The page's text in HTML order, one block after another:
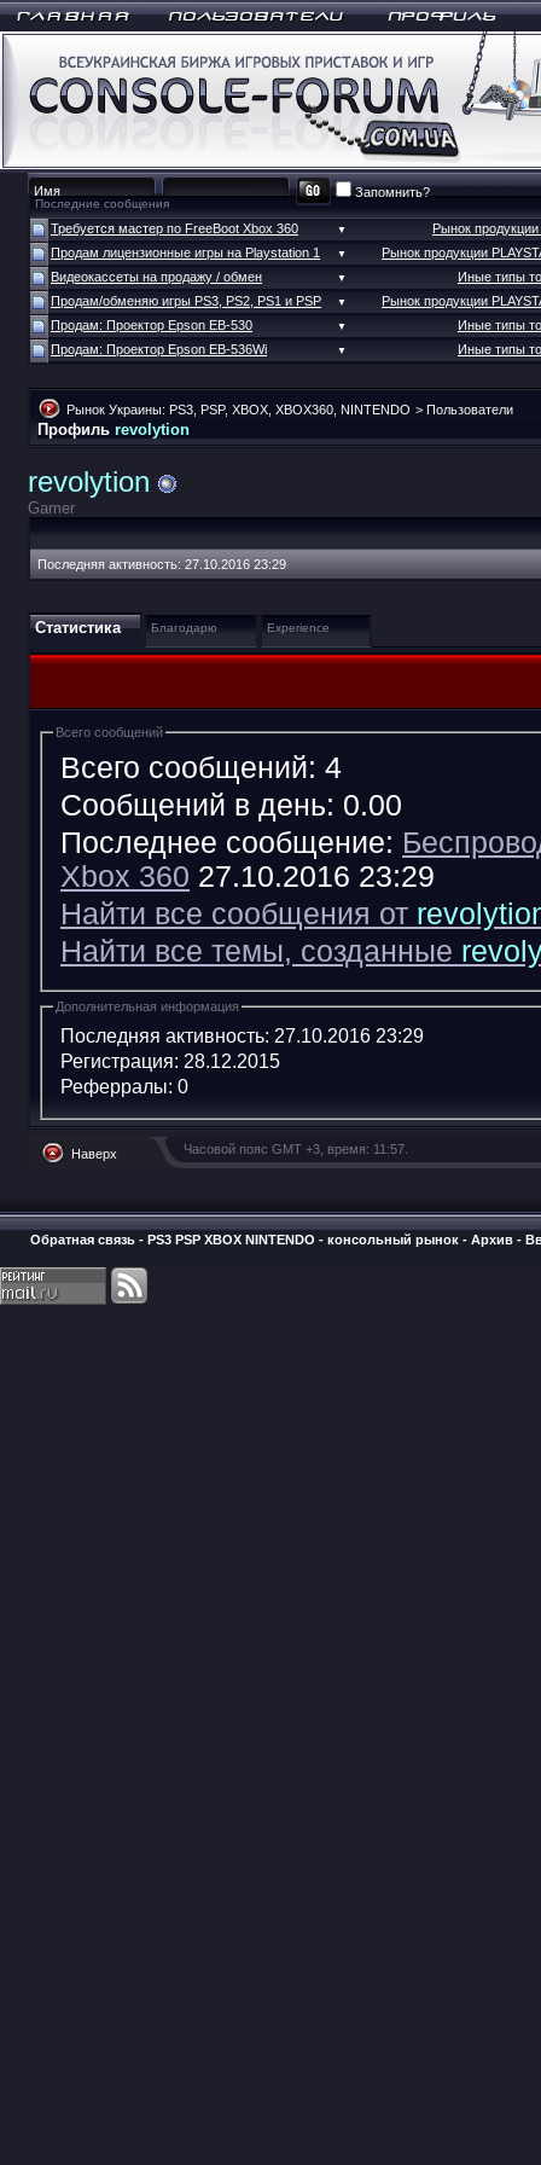
Запомнить?
Последние сообщения
Требуется мастер по FreeBoot Xbox 360 ▼
Рынок продукции
Продам лицензионные игры на Playstation 1
▼
Рынок продукции
Видеокассеты на продажу / обмен
▼
Иные типы
Продам/обменяю игры PS3, PS2, PS1 и PSP
▼
Рынок продукции
Продам: Проектор Epson EB-530
▼
Иные типы
Продам: Проектор Epson EB-536Wi
▼ Иные типы
Рынок Украины: PS3, PSP, XBOX, XBOX360, NINTENDO > Пользователи
Профиль revolytion
revolytion
Gamer
Последняя активность: 27.10.2016 23:29
Статистика Благодарю Experience
Всего сообщений
Всего сообщений: 4
Сообщений в день: 0.00
Последнее сообщение:
Xbox 360 27.10.2016 23:29
Найти все сообщения от
Найти все темы, созданные
Дополнительная информация
Последняя активность: 27.10.2016 23:29
Регистрация: 28.12.2015
Реферралы: 0
Наверх Часовой пояс GMT +3, время: 11:57
Обратная связь - PS3 PSP XBOX NINTENDO - консольный рынок - Архив -